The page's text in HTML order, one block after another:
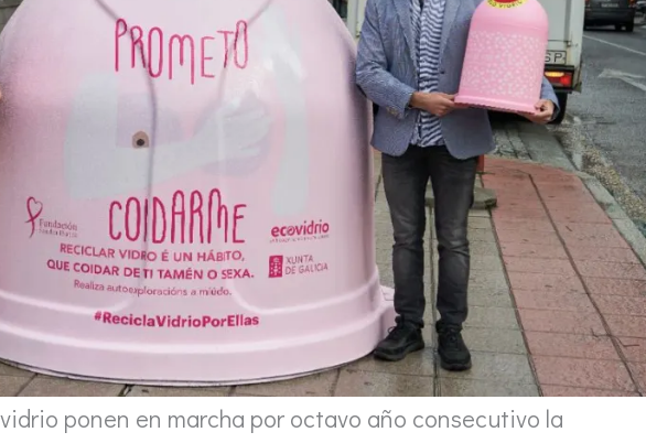
ponen en marcha por octavo año consecutivo la